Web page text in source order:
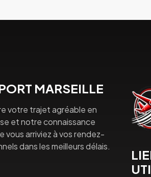
MARSEILLE
votre trajet agréable en
et notre connaissance
vous arriviez à vos rendez-
dans les meilleurs délais.